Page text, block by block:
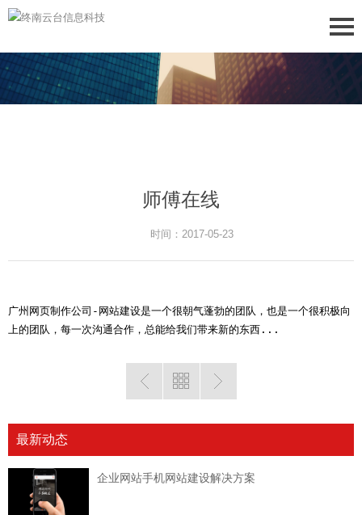
师傅在线
时间：2017-05-23
广州网页制作公司-网站建设是一个很朝气蓬勃的团队，也是一个很积极向
上的团队，每一次沟通合作，总能给我们带来新的东西...
最新动态
企业网站手机网站建设解决方案